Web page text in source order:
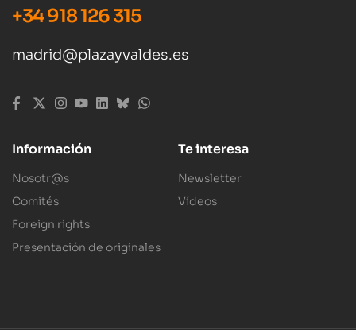
+34 918 126 315
madrid@plazayvaldes.es
Información
Nosotr@s
Comités
Foreign rights
Presentación de originales
Te interesa
Newsletter
Vídeos